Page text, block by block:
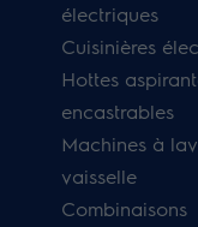
électriques
Cuisinières
Hottes
encastrables
Machines à
vaisselle
Combinaisons